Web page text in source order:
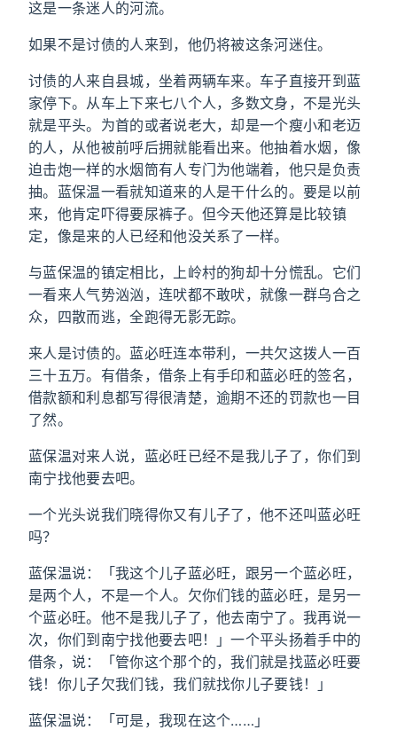
这是一条迷人的河流。
如果不是讨债的人来到，他仍将被这条河迷住。
讨债的人来自县城，坐着两辆车来。车子直接开到蓝
家停下。从车上下来七八个人，多数文身，不是光头
就是平头。为首的或者说老大，却是一个瘦小和老迈
的人，从他被前呼后拥就能看出来。他抽着水烟，像
迫击炮一样的水烟筒有人专门为他端着，他只是负责
抽。蓝保温一看就知道来的人是干什么的。要是以前
来，他肯定吓得要尿裤子。但今天他还算是比较镇
定，像是来的人已经和他没关系了一样。
与蓝保温的镇定相比，上岭村的狗却十分慌乱。它们
一看来人气势汹汹，连吠都不敢吠，就像一群乌合之
众，四散而逃，全跑得无影无踪。
来人是讨债的。蓝必旺连本带利，一共欠这拨人一百
三十五万。有借条，借条上有手印和蓝必旺的签名，
借款额和利息都写得很清楚，逾期不还的罚款也一目
了然。
蓝保温对来人说，蓝必旺已经不是我儿子了，你们到
南宁找他要去吧。
一个光头说我们晓得你又有儿子了，他不还叫蓝必旺
吗？
蓝保温说：「我这个儿子蓝必旺，跟另一个蓝必旺，
是两个人，不是一个人。欠你们钱的蓝必旺，是另一
个蓝必旺。他不是我儿子了，他去南宁了。我再说一
次，你们到南宁找他要去吧！」一个平头扬着手中的
借条，说：「管你这个那个的，我们就是找蓝必旺要
钱！你儿子欠我们钱，我们就找你儿子要钱！」
蓝保温说：「可是，我现在这个……」